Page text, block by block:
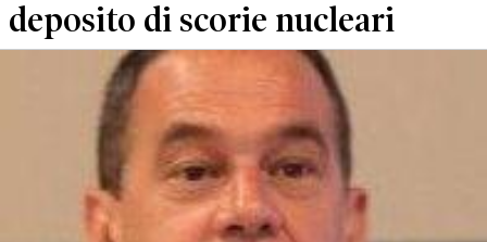
deposito di scorie nucleari